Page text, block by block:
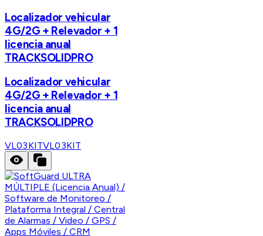
Localizador vehicular
4G/2G + Relevador + 1
licencia anual
TRACKSOLIDPRO
Localizador vehicular
4G/2G + Relevador + 1
licencia anual
TRACKSOLIDPRO
VL03KITVL03KIT